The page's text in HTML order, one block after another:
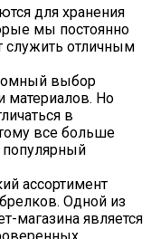
для хранения
мы постоянно
служить отличным
выбор
материалов. Но
в
все больше
ассортимент
Одной из
магазина является